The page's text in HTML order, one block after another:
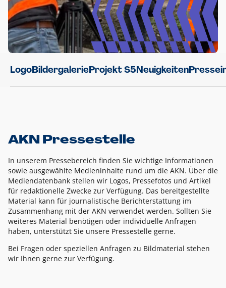
LogoBildergalerieProjekt S5Neuigkeiten
AKN Pressestelle
In unserem Pressebereich finden Sie wichtige Informationen
sowie ausgewählte Medieninhalte rund um die AKN. Über die
Mediendatenbank stellen wir Logos, Pressefotos und Artikel
für redaktionelle Zwecke zur Verfügung. Das bereitgestellte
Material kann für journalistische Berichterstattung im
Zusammenhang mit der AKN verwendet werden. Sollten Sie
weiteres Material benötigen oder individuelle Anfragen
haben, unterstützt Sie unsere Pressestelle gerne.
Bei Fragen oder speziellen Anfragen zu Bildmaterial stehen
wir Ihnen gerne zur Verfügung.